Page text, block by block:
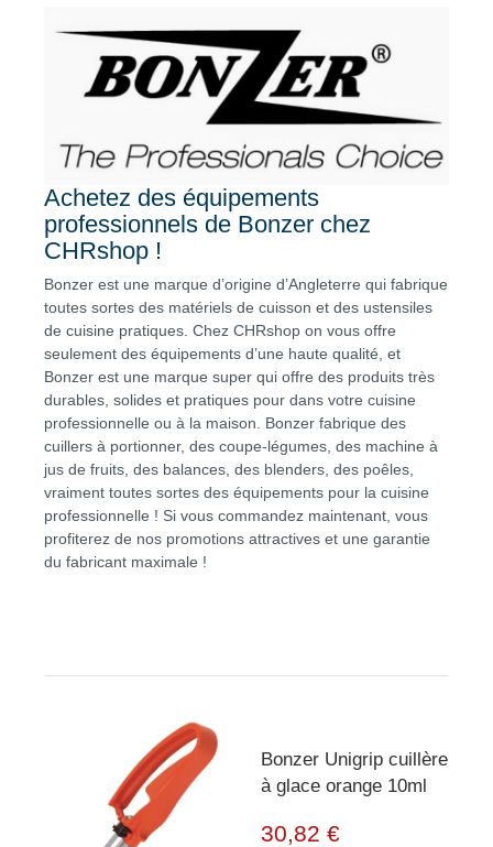
Achetez des équipements
professionnels de Bonzer chez
CHRshop !
Bonzer est une marque d’origine d’Angleterre qui fabrique
toutes sortes des matériels de cuisson et des ustensiles
de cuisine pratiques. Chez CHRshop on vous offre
seulement des équipements d’une haute qualité, et
Bonzer est une marque super qui offre des produits très
durables, solides et pratiques pour dans votre cuisine
professionnelle ou à la maison. Bonzer fabrique des
cuillers à portionner, des coupe-légumes, des machine à
jus de fruits, des balances, des blenders, des poêles,
vraiment toutes sortes des équipements pour la cuisine
professionnelle ! Si vous commandez maintenant, vous
profiterez de nos promotions attractives et une garantie
du fabricant maximale !
Bonzer Unigrip cuillère
à glace orange 10ml
30,82 €